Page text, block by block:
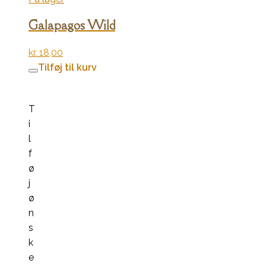
Galapagos Wild
kr. 18,00
Tilføj til kurv
T
i
l
f
ø
j
ø
n
s
k
e